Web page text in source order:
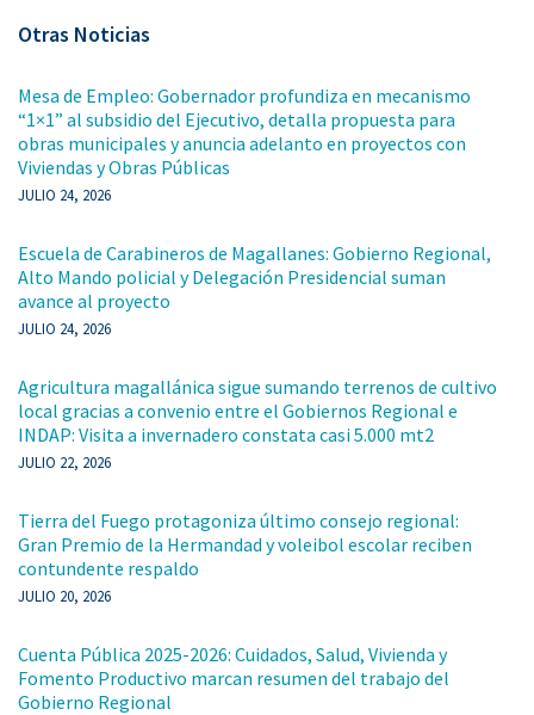
Otras Noticias
Mesa de Empleo: Gobernador profundiza en mecanismo
“1×1” al subsidio del Ejecutivo, detalla propuesta para
obras municipales y anuncia adelanto en proyectos con
Viviendas y Obras Públicas
JULIO 24, 2026
Escuela de Carabineros de Magallanes: Gobierno Regional,
Alto Mando policial y Delegación Presidencial suman
avance al proyecto
JULIO 24, 2026
Agricultura magallánica sigue sumando terrenos de cultivo
local gracias a convenio entre el Gobiernos Regional e
INDAP: Visita a invernadero constata casi 5.000 mt2
JULIO 22, 2026
Tierra del Fuego protagoniza último consejo regional:
Gran Premio de la Hermandad y voleibol escolar reciben
contundente respaldo
JULIO 20, 2026
Cuenta Pública 2025-2026: Cuidados, Salud, Vivienda y
Fomento Productivo marcan resumen del trabajo del
Gobierno Regional